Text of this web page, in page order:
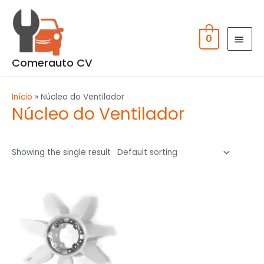
content
Comerauto CV
0
Início » Núcleo do Ventilador
Núcleo do Ventilador
Showing the single result